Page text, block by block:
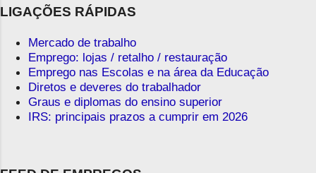
LIGAÇÕES RÁPIDAS
Mercado de trabalho
Emprego: lojas / retalho / restauração
Emprego nas Escolas e na área da Educação
Diretos e deveres do trabalhador
Graus e diplomas do ensino superior
IRS: principais prazos a cumprir em 2026